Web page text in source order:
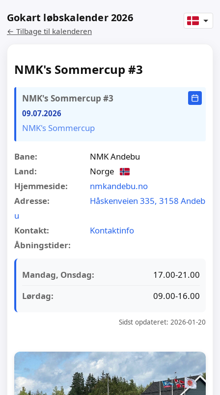
Gokart løbskalender 2026
← Tilbage til kalenderen
NMK's Sommercup #3
NMK's Sommercup #3
09.07.2026
NMK's Sommercup
Bane:
NMK Andebu
Land:
Norge
Hjemmeside:
nmkandebu.no
Adresse:
Håskenveien 335, 3158 Andeb
u
Kontakt:
Kontaktinfo
Åbningstider:
Mandag, Onsdag:
17.00-21.00
Lørdag:
09.00-16.00
Sidst opdateret: 2026-01-20